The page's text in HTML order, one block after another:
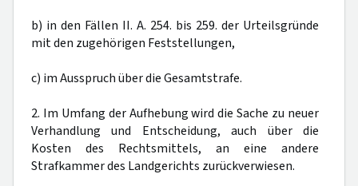
b) in den Fällen II. A. 254. bis 259. der Urteilsgründe
mit den zugehörigen Feststellungen,
c) im Ausspruch über die Gesamtstrafe.
2. Im Umfang der Aufhebung wird die Sache zu neuer
Verhandlung und Entscheidung, auch über die
Kosten des Rechtsmittels, an eine andere
Strafkammer des Landgerichts zurückverwiesen.